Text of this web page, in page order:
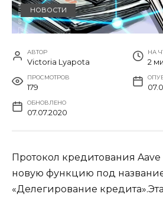
НОВОСТИ
АВТОР
Victoria Lyapota
НА
2
ПРОСМОТРОВ
179
ОБНОВЛЕНО
07.07.2020
Протокол кредитования Aave
новую функцию под
«Делегирование